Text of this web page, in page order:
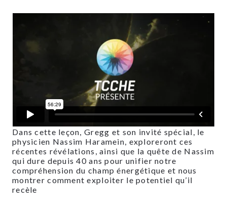
Dans cette leçon, Gregg et son invité spécial, le
physicien Nassim Haramein, exploreront ces
récentes révélations, ainsi que la quête de Nassim
qui dure depuis 40 ans pour unifier notre
compréhension du champ énergétique et nous
montrer comment exploiter le potentiel qu’il
recèle